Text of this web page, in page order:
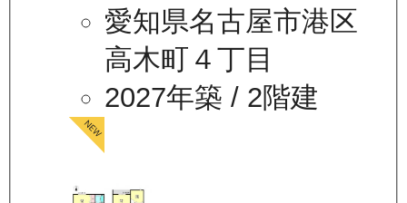
愛知県名古屋市港区
高木町４丁目
2027年築 / 2階建